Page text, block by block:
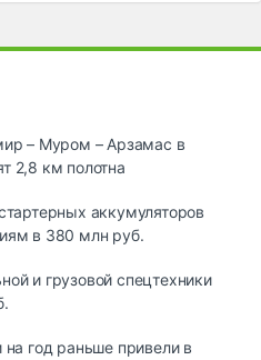
– Муром – Арзамас в
2,8 км полотна
аккумуляторов
в 380 млн руб.
и грузовой спецтехники
год раньше привели в